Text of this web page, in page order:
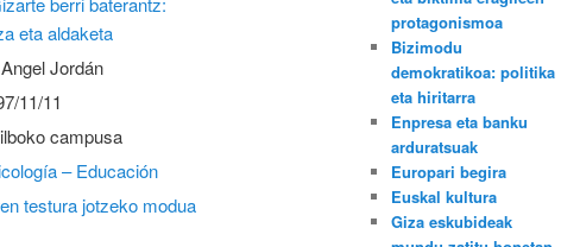
eta aldaketa
Angel Jordán
11/11
campusa
– Educación
testura jotzeko modua
protagonismoa
Bizimodu
demokratikoa: politika
eta hiritarra
Enpresa eta banku
arduratsuak
Europari begira
Euskal kultura
Giza eskubideak